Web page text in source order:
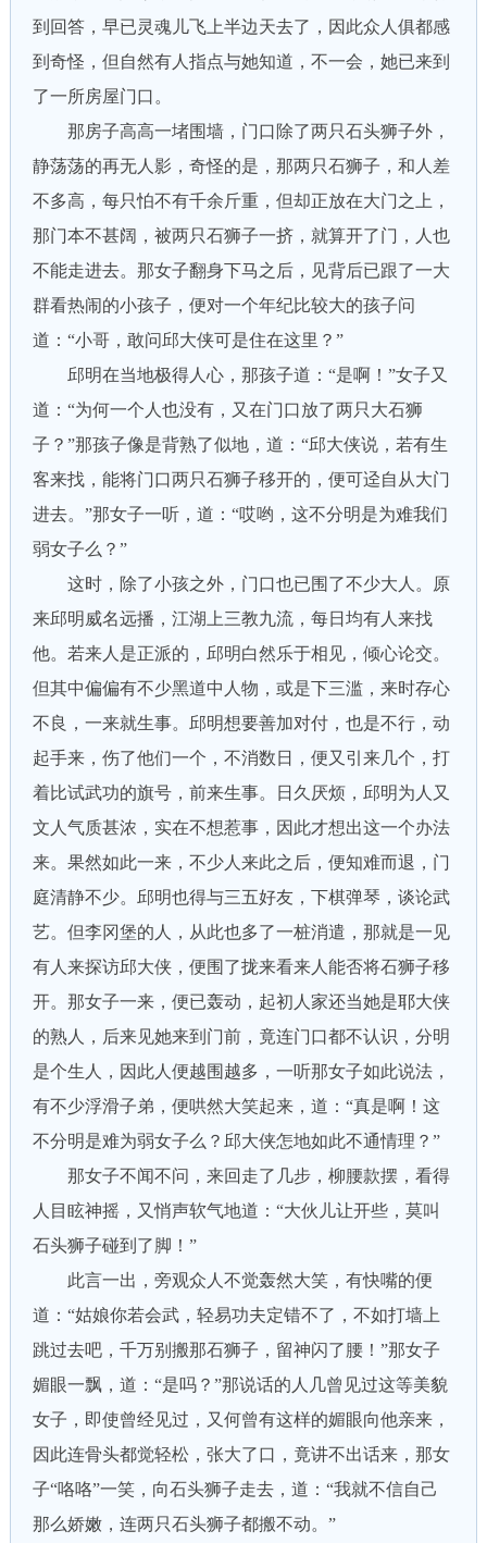
到回答，早已灵魂儿飞上半边天去了，因此众人俱都感
到奇怪，但自然有人指点与她知道，不一会，她已来到
了一所房屋门口。
那房子高高一堵围墙，门口除了两只石头狮子外，
静荡荡的再无人影，奇怪的是，那两只石狮子，和人差
不多高，每只怕不有千余斤重，但却正放在大门之上，
那门本不甚阔，被两只石狮子一挤，就算开了门，人也
不能走进去。那女子翻身下马之后，见背后已跟了一大
群看热闹的小孩子，便对一个年纪比较大的孩子问
道：“小哥，敢问邱大侠可是住在这里？”
邱明在当地极得人心，那孩子道：“是啊！”女子又
道：“为何一个人也没有，又在门口放了两只大石狮
子？”那孩子像是背熟了似地，道：“邱大侠说，若有生
客来找，能将门口两只石狮子移开的，便可迳自从大门
进去。”那女子一听，道：“哎哟，这不分明是为难我们
弱女子么？”
这时，除了小孩之外，门口也已围了不少大人。原
来邱明威名远播，江湖上三教九流，每日均有人来找
他。若来人是正派的，邱明白然乐于相见，倾心论交。
但其中偏偏有不少黑道中人物，或是下三滥，来时存心
不良，一来就生事。邱明想要善加对付，也是不行，动
起手来，伤了他们一个，不消数日，便又引来几个，打
着比试武功的旗号，前来生事。日久厌烦，邱明为人又
文人气质甚浓，实在不想惹事，因此才想出这一个办法
来。果然如此一来，不少人来此之后，便知难而退，门
庭清静不少。邱明也得与三五好友，下棋弹琴，谈论武
艺。但李冈堡的人，从此也多了一桩消遣，那就是一见
有人来探访邱大侠，便围了拢来看来人能否将石狮子移
开。那女子一来，便已轰动，起初人家还当她是耶大侠
的熟人，后来见她来到门前，竟连门口都不认识，分明
是个生人，因此人便越围越多，一听那女子如此说法，
有不少浮滑子弟，便哄然大笑起来，道：“真是啊！这
不分明是难为弱女子么？邱大侠怎地如此不通情理？”
那女子不闻不问，来回走了几步，柳腰款摆，看得
人目眩神摇，又悄声软气地道：“大伙儿让开些，莫叫
石头狮子碰到了脚！”
此言一出，旁观众人不觉轰然大笑，有快嘴的便
道：“姑娘你若会武，轻易功夫定错不了，不如打墙上
跳过去吧，千万别搬那石狮子，留神闪了腰！”那女子
媚眼一飘，道：“是吗？”那说话的人几曾见过这等美貌
女子，即使曾经见过，又何曾有这样的媚眼向他亲来，
因此连骨头都觉轻松，张大了口，竟讲不出话来，那女
子“咯咯”一笑，向石头狮子走去，道：“我就不信自己
那么娇嫩，连两只石头狮子都搬不动。”